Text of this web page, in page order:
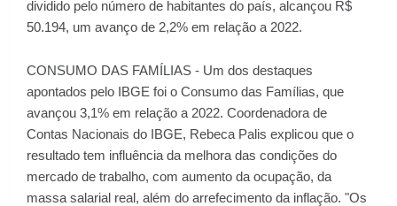
dividido pelo número de habitantes do país, alcançou R$
50.194, um avanço de 2,2% em relação a 2022.
CONSUMO DAS FAMÍLIAS - Um dos destaques
apontados pelo IBGE foi o Consumo das Famílias, que
avançou 3,1% em relação a 2022. Coordenadora de
Contas Nacionais do IBGE, Rebeca Palis explicou que o
resultado tem influência da melhora das condições do
mercado de trabalho, com aumento da ocupação, da
massa salarial real, além do arrefecimento da inflação. "Os